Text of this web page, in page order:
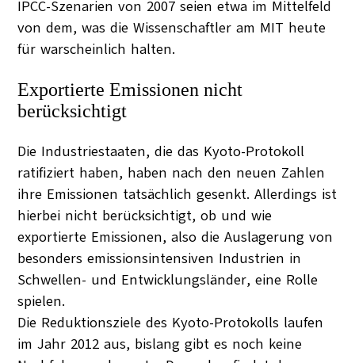
IPCC-Szenarien von 2007 seien etwa im Mittelfeld
von dem, was die Wissenschaftler am MIT heute
für warscheinlich halten.
Exportierte Emissionen nicht
berücksichtigt
Die Industriestaaten, die das Kyoto-Protokoll
ratifiziert haben, haben nach den neuen Zahlen
ihre Emissionen tatsächlich gesenkt. Allerdings ist
hierbei nicht berücksichtigt, ob und wie
exportierte Emissionen, also die Auslagerung von
besonders emissionsintensiven Industrien in
Schwellen- und Entwicklungsländer, eine Rolle
spielen.
Die Reduktionsziele des Kyoto-Protokolls laufen
im Jahr 2012 aus, bislang gibt es noch keine